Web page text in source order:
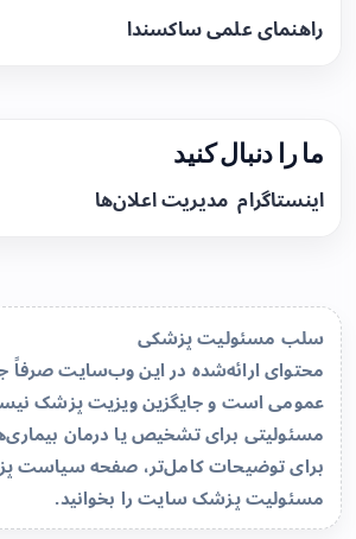
راهنمای علمی ساکسندا
ما را دنبال کنید
اینستاگرام مدیریت اعلان‌ها
سلب مسئولیت پزشکی
محتوای ارائه‌شده در این وب‌سایت صرفاً
عمومی است و جایگزین ویزیت پزشک
مسئولیتی برای تشخیص یا درمان
برای توضیحات کامل‌تر، صفحهسیاست
مسئولیت پزشک سایترا بخوانید.